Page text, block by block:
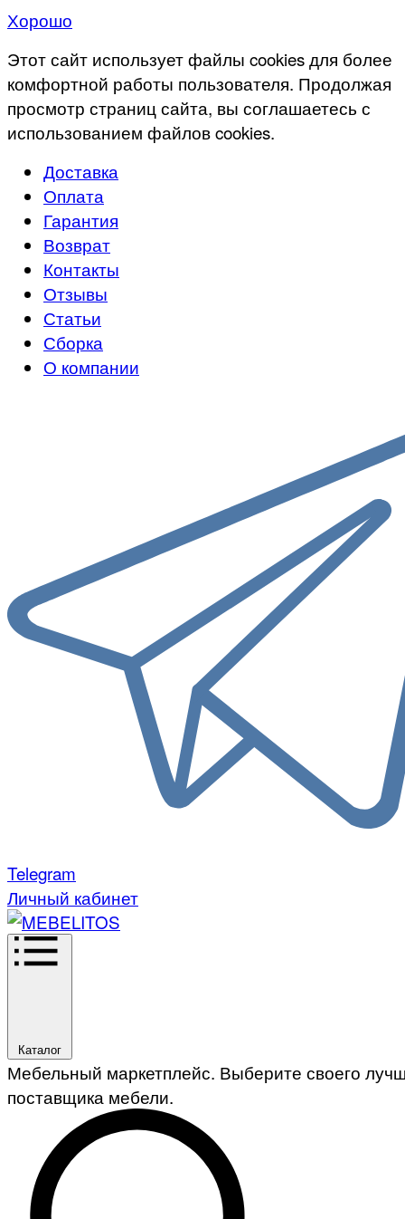
Хорошо
Этот сайт использует файлы cookies для более
комфортной работы пользователя. Продолжая
просмотр страниц сайта, вы соглашаетесь с
использованием файлов cookies.
Доставка
Оплата
Гарантия
Возврат
Контакты
Отзывы
Статьи
Сборка
О компании
Telegram
Личный кабинет
Каталог
Мебельный маркетплейс. Выберите своего
поставщика мебели.